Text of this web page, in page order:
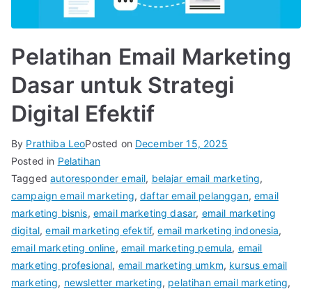
Pelatihan Email Marketing
Dasar untuk Strategi
Digital Efektif
By Prathiba LeoPosted on December 15, 2025
Posted in Pelatihan
Taggedautoresponder email, belajar email marketing,
campaign email marketing,daftar email pelanggan,email
marketing bisnis, email marketing dasar, email marketing
digital,email marketing efektif,email marketing indonesia,
email marketing online, email marketing pemula, email
marketing profesional, email marketing umkm, kursus email
marketing, newsletter marketing, pelatihan email marketing,